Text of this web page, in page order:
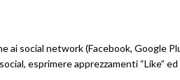
social network (Facebook, Google
esprimere apprezzamenti “Like”